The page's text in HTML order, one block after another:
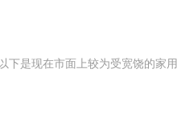
下是现在市面上较为受宽饶的家用